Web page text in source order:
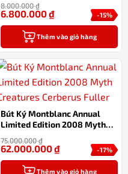
8.000.000₫
-15%
6.800.000₫
Thêm vào giỏ hàng
Bút Ký Montblanc Annual
Limited Edition 2008 Myth
75.000.000₫
-17%
62.000.000₫
Thêm vào giỏ hàng